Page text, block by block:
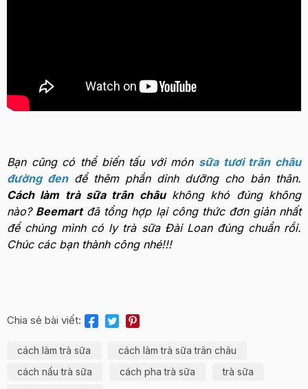
Bạn cũng có thể biến tấu với món sữa tươi trân châu
đường đenđể thêm phần dinh dưỡng cho bản thân.
Cách làm trà sữa trân châukhông khó đúng không
nào? Beemartđã tổng hợp lại công thức đơn giản nhất
để chúng mình có ly trà sữa Đài Loan đúng chuẩn rồi.
Chúc các bạn thành công nhé!!!
Chia sẻ bài viết:
cách làm trà sữa
cách làm trà sữa trân châu
cách nấu trà sữa
cách pha trà sữa
trà sữa